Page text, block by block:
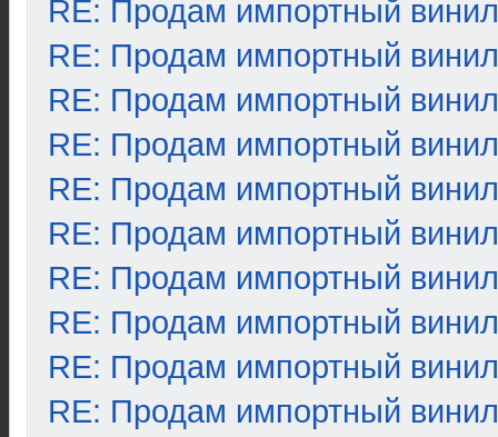
RE: Продам импортный винил
RE: Продам импортный винил
RE: Продам импортный винил
RE: Продам импортный винил
RE: Продам импортный винил
RE: Продам импортный винил
RE: Продам импортный винил
RE: Продам импортный винил
RE: Продам импортный винил
RE: Продам импортный винил